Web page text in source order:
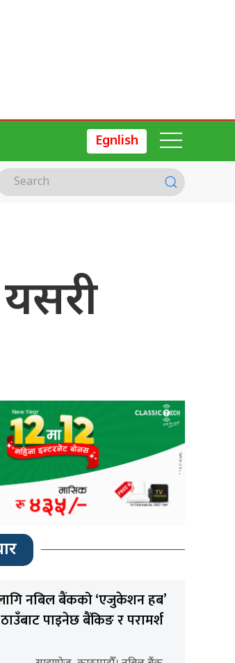
Egnlish
नबिल बैंकको ‘एजुकेशन हब’
पाइनेछ बैंकिङ र परामर्श